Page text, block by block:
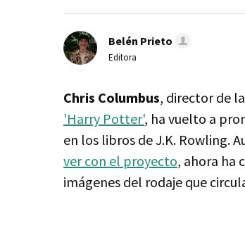
Belén Prieto
Editora
Chris Columbus, director de
'Harry Potter', ha vuelto a
en los libros de J.K. Rowling.
ver con el proyecto, ahora ha
imágenes del rodaje que